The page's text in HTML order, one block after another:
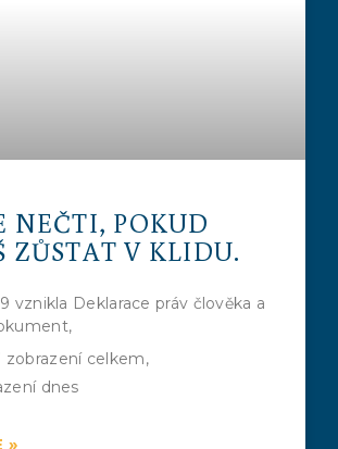
NEČTI, POKUD
ZŮSTAT V KLIDU.
vznikla Deklarace práv člověka a
zobrazení celkem,
dnes
»